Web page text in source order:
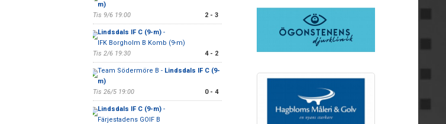
m)
Tis 9/6 19:00
2 - 3
Lindsdals IF C (9-m)-
IFK Borgholm B Komb (9-m)
Tis 2/6 19:30
4 - 2
Team Södermöre B - Lindsdals IF C (9-
m)
Tis 26/5 19:00
0 - 4
Lindsdals IF C (9-m)-
Färjestadens GOIF B